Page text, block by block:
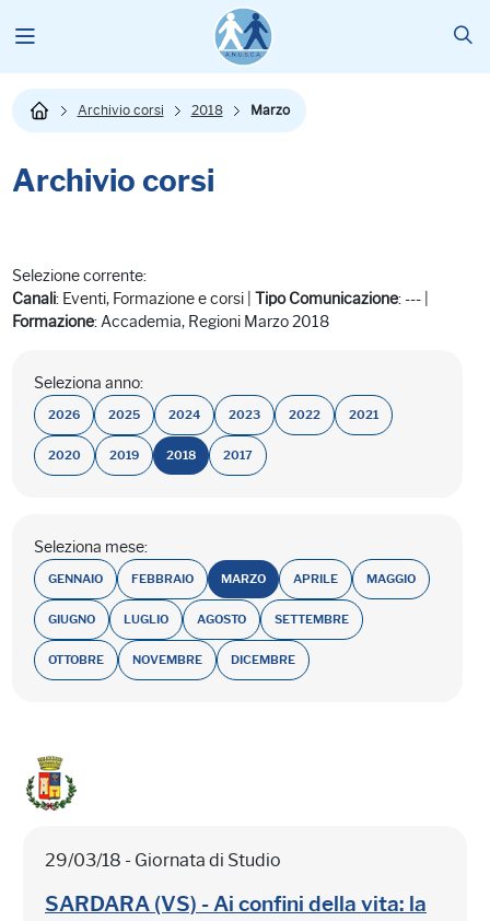
Archivio corsi 2018 Marzo
Archivio corsi
Selezione corrente:
Canali: Eventi, Formazione e corsi | Tipo Comunicazione: --- |
Formazione: Accademia, Regioni Marzo 2018
Seleziona anno:
2026 2025 2024 2023 2022 2021
2020 2019 2018 2017
Seleziona mese:
GENNAIO FEBBRAIO MARZO APRILE MAGGIO
GIUGNO LUGLIO AGOSTO SETTEMBRE
OTTOBRE NOVEMBRE DICEMBRE
29/03/18 - Giornata di Studio
SARDARA (VS) - Ai confini della vita: la